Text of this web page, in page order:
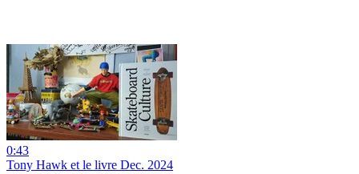
0:43
Tony Hawk et le livre Dec. 2024